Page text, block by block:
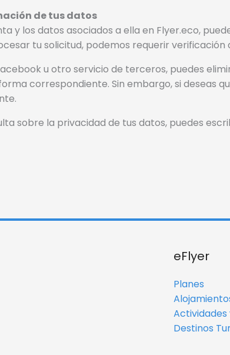
de tus datos
y los datos asociados a ella en Flyer.eco,
tu solicitud, podemos requerir verificación
u otro servicio de terceros, puedes
correspondiente. Sin embargo, si deseas
sobre la privacidad de tus datos, puedes
eFlyer
Planes
Actividades
Destinos